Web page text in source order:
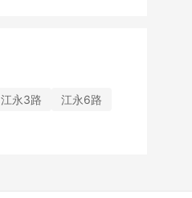
江永3路
江永6路